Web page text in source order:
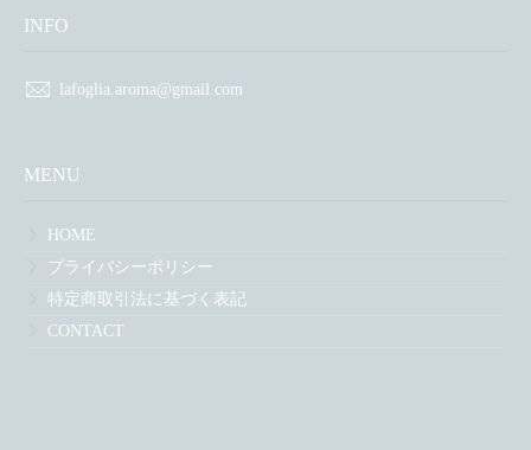
精油のこと
CONTACT
INFO
lafoglia.aroma@gmail.com
MENU
HOME
プライバシーポリシー
特定商取引法に基づく表記
CONTACT